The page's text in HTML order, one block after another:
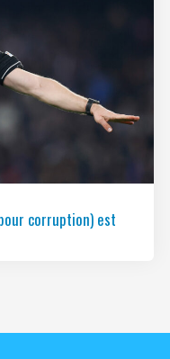
corruption) est